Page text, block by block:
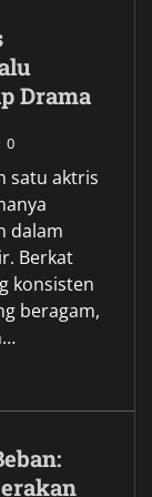
Drama
0
satu aktris
dalam
Berkat
konsisten
beragam,